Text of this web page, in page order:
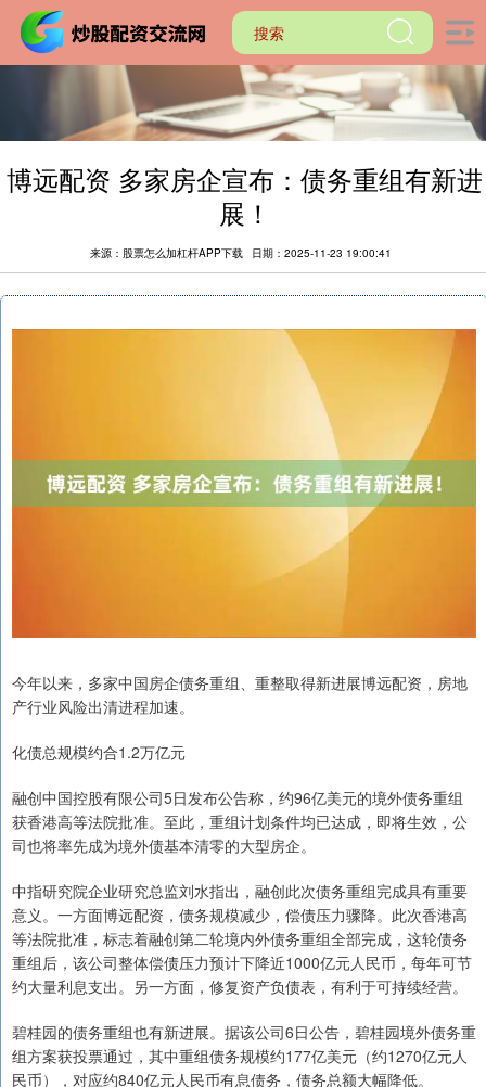
博远配资 多家房企宣布：债务重组有新进
展！
来源：股票怎么加杠杆APP下载 日期：2025-11-23 19:00:41
今年以来，多家中国房企债务重组、重整取得新进展博远配资，房地
产行业风险出清进程加速。
化债总规模约合1.2万亿元
融创中国控股有限公司5日发布公告称，约96亿美元的境外债务重组
获香港高等法院批准。至此，重组计划条件均已达成，即将生效，公
司也将率先成为境外债基本清零的大型房企。
中指研究院企业研究总监刘水指出，融创此次债务重组完成具有重要
意义。一方面博远配资，债务规模减少，偿债压力骤降。此次香港高
等法院批准，标志着融创第二轮境内外债务重组全部完成，这轮债务
重组后，该公司整体偿债压力预计下降近1000亿元人民币，每年可节
约大量利息支出。另一方面，修复资产负债表，有利于可持续经营。
碧桂园的债务重组也有新进展。据该公司6日公告，碧桂园境外债务重
组方案获投票通过，其中重组债务规模约177亿美元（约1270亿元人
民币），对应约840亿元人民币有息债务，债务总额大幅降低。